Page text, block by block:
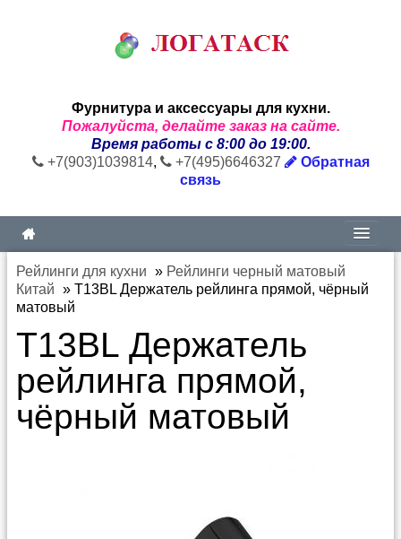
Фурнитура и аксессуары для кухни.
Пожалуйста, делайте заказ на сайте.
Время работы с 8:00 до 19:00.
+7(903)1039814, +7(495)6646327
Обратная
связь
Рейлинги для кухни » Рейлинги черный матовый
Китай » T13BL Держатель рейлинга прямой, чёрный
матовый
T13BL Держатель
рейлинга прямой,
чёрный матовый